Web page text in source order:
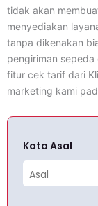
tidak akan
menyediakan
tanpa dikenakan
pengiriman
fitur cek tarif dari
marketing kami
Kota Asal